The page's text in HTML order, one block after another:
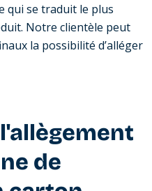
qui se traduit le plus
Notre clientèle peut
la possibilité d’alléger
de